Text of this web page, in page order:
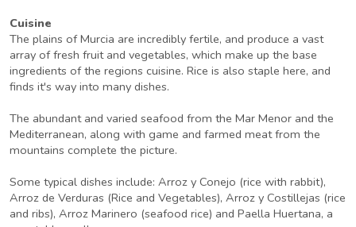
Cuisine
The plains of Murcia are incredibly fertile, and produce a vast
array of fresh fruit and vegetables, which make up the base
ingredients of the regions cuisine. Rice is also staple here, and
finds it's way into many dishes.
The abundant and varied seafood from the Mar Menor and the
Mediterranean, along with game and farmed meat from the
mountains complete the picture.
Some typical dishes include: Arroz y Conejo (rice with rabbit),
Arroz de Verduras (Rice and Vegetables), Arroz y Costillejas (rice
and ribs), Arroz Marinero (seafood rice) and Paella Huertana, a